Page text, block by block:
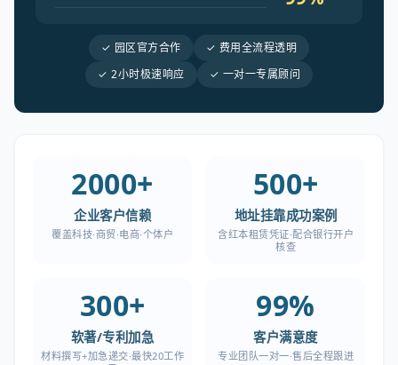
✓ 园区官方合作
✓ 费用全流程透明
✓ 2小时极速响应
✓ 一对一专属顾问
2000+
企业客户信赖
覆盖科技·商贸·电商·个体户
500+
地址挂靠成功案例
含红本租赁凭证·配合银行开户
核查
300+
软著/专利加急
材料撰写+加急递交·最快20工作
99%
客户满意度
专业团队一对一·售后全程跟进